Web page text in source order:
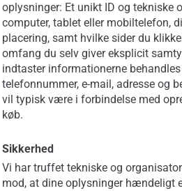
oplysninger: Et unikt ID og tekniske
computer, tablet eller mobiltelefon,
placering, samt hvilke sider du
omfang du selv giver eksplicit
indtaster informationerne
telefonnummer, e-mail, adresse og
vil typisk være i forbindelse med
køb.
Sikkerhed
Vi har truffet tekniske og
mod, at dine oplysninger hændeligt